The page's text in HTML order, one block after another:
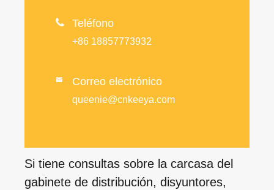
 Teléfono
+86 18857773932
 Correo electrónico
queenie@cnkeeya.com
Si tiene consultas sobre la carcasa del
gabinete de distribución, disyuntores,